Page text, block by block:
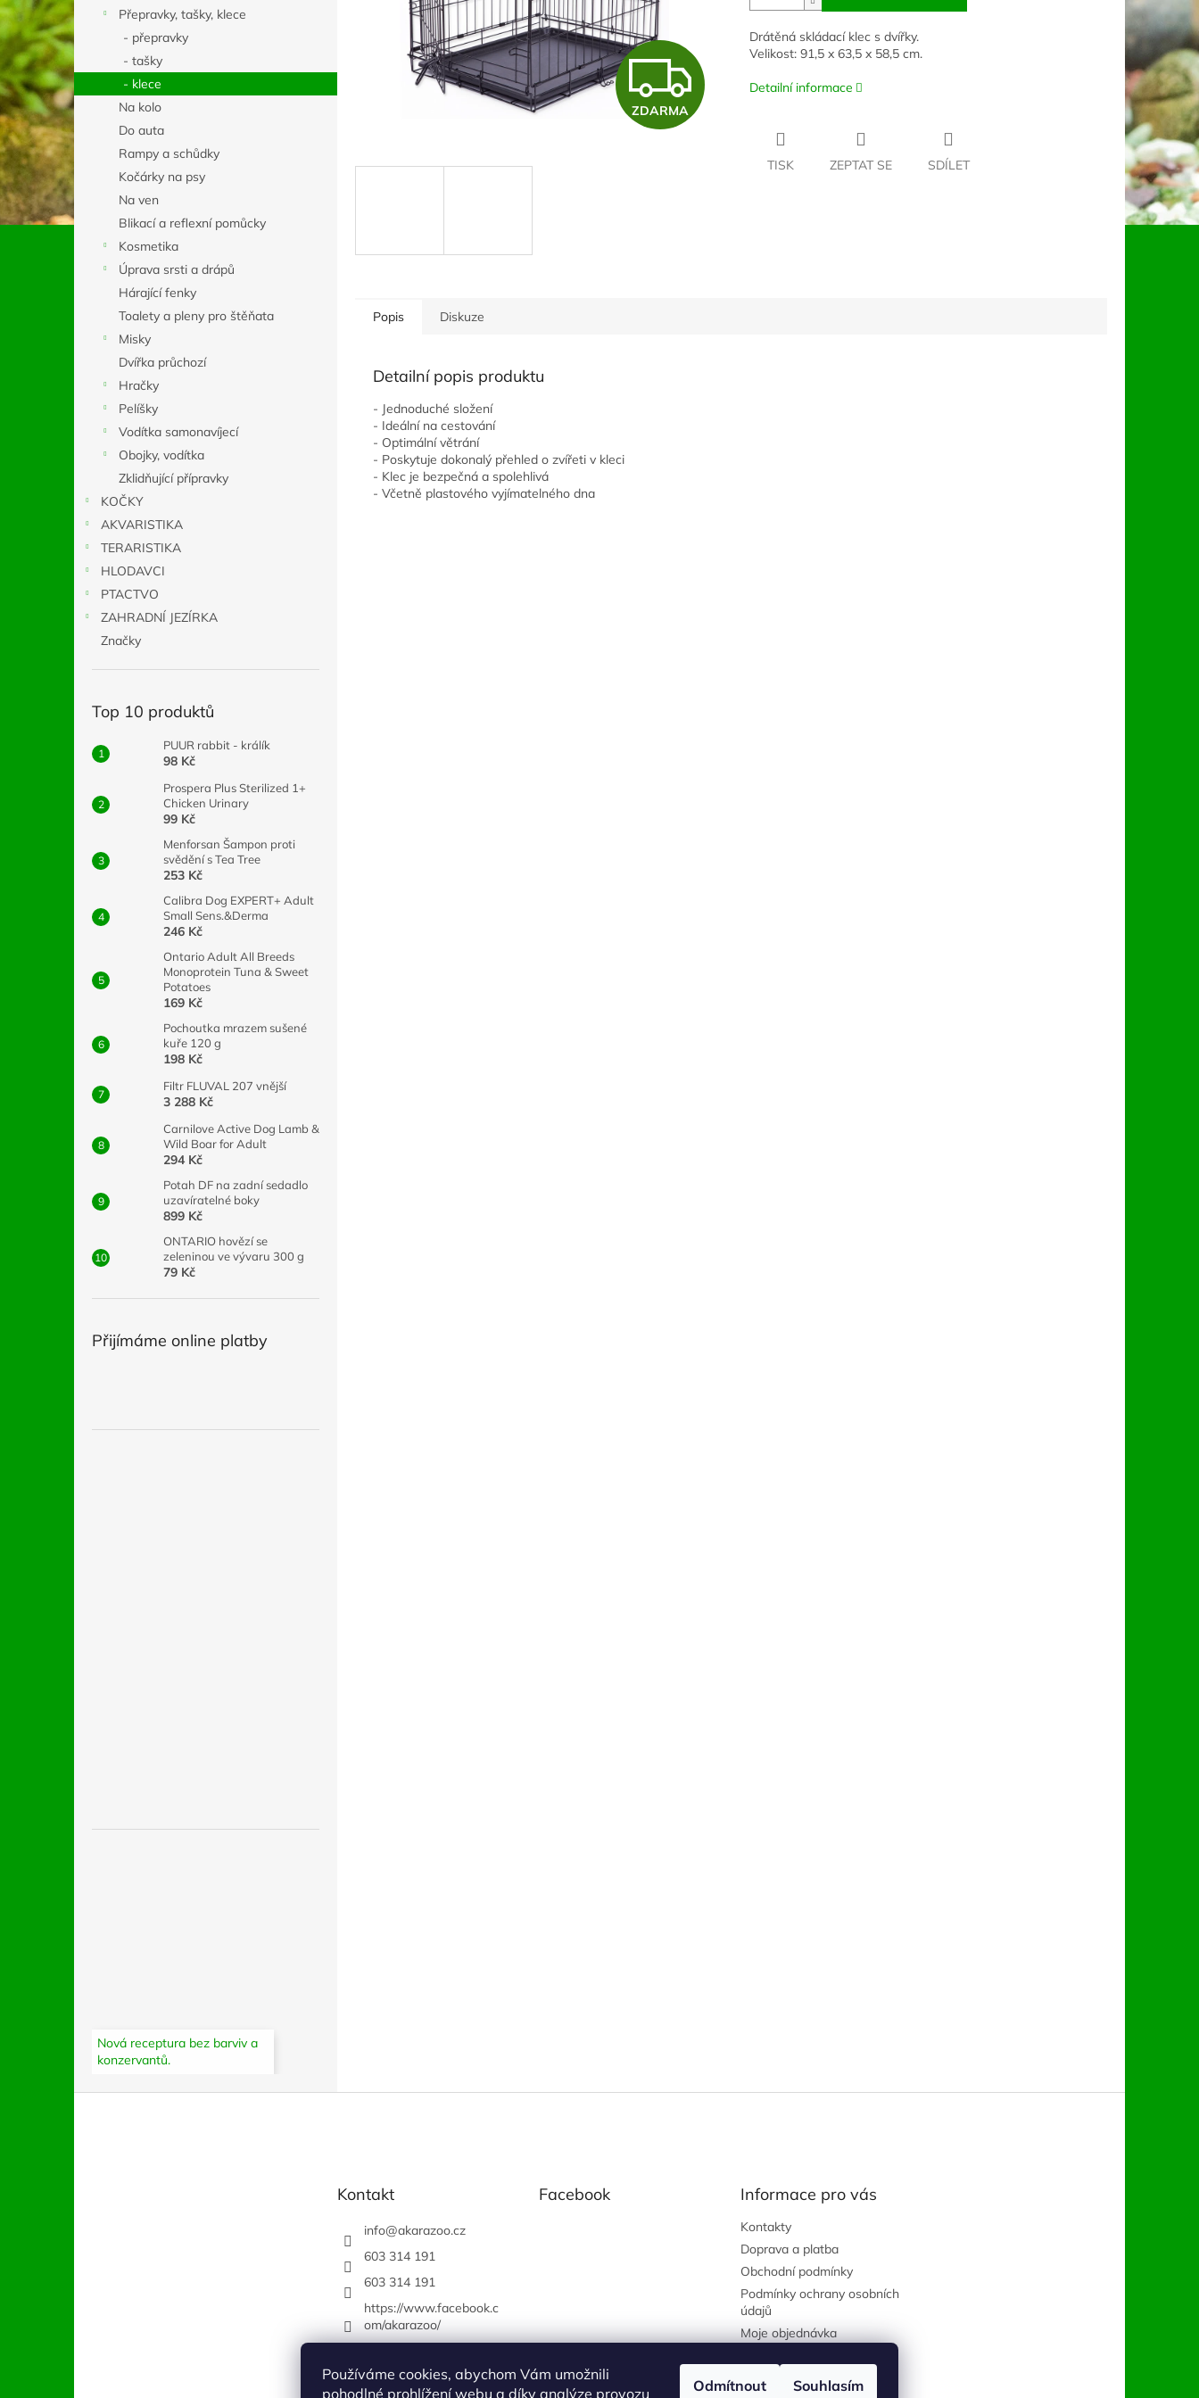
Používáme cookies, abychom Vám umožnili
pohodlné prohlížení webu a díky analýze provozu
Odmítnout Souhlasím
e
l
Přepravky, tašky, klece
- přepravky
- tašky
- klece
Na kolo
Do auta
Rampy a schůdky
Kočárky na psy
Na ven
Blikací a reflexní pomůcky
Kosmetika
Úprava srsti a drápů
Hárající fenky
Toalety a pleny pro štěňata
Misky
Dvířka průchozí
Hračky
Pelíšky
Vodítka samonavíjecí
Obojky, vodítka
Zklidňující přípravky
KOČKY
AKVARISTIKA
TERARISTIKA
HLODAVCI
PTACTVO
ZAHRADNÍ JEZÍRKA
Značky
Top 10 produktů
PUUR rabbit - králík
98 Kč
Prospera Plus Sterilized 1+
Chicken Urinary
99 Kč
Menforsan Šampon proti
svědění s Tea Tree
253 Kč
Calibra Dog EXPERT+ Adult
Small Sens.&Derma
246 Kč
Ontario Adult All Breeds
Monoprotein Tuna & Sweet
Potatoes
169 Kč
Pochoutka mrazem sušené
kuře 120 g
198 Kč
Filtr FLUVAL 207 vnější
3 288 Kč
Carnilove Active Dog Lamb &
Wild Boar for Adult
294 Kč
Potah DF na zadní sedadlo
uzavíratelné boky
899 Kč
ONTARIO hovězí se
zeleninou ve vývaru 300 g
79 Kč
Přijímáme online platby
Nová receptura bez barviv a
konzervantů.
Z
D
ZDARMA
Drátěná skládací klec s dvířky.
Velikost: 91,5 x 63,5 x 58,5 cm.
Detailní informace
TISK ZEPTAT SE SDÍLET
Popis Diskuze
Detailní popis produktu
- Jednoduché složení
- Ideální na cestování
- Optimální větrání
- Poskytuje dokonalý přehled o zvířeti v kleci
- Klec je bezpečná a spolehlivá
- Včetně plastového vyjímatelného dna
Kontakt
info@akarazoo.cz
603 314 191
603 314 191
https://www.facebook.c
om/akarazoo/
Facebook Informace pro vás
Kontakty
Doprava a platba
Obchodní podmínky
Podmínky ochrany osobních
údajů
Moje objednávka